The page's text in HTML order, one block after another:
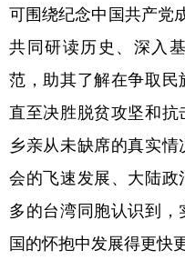
可围绕纪念中国共产党
共同研读历史、深入
范，助其了解在争取民
直至决胜脱贫攻坚和
乡亲从未缺席的真实
会的飞速发展、大陆
多的台湾同胞认识到
国的怀抱中发展得更快